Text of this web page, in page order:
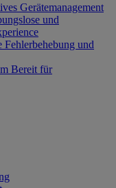
Gerätemanagement
und
Fehlerbehebung und
Bereit für